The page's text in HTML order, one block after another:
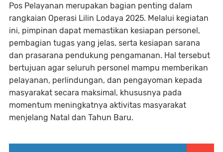
Pos Pelayanan merupakan bagian penting dalam
rangkaian Operasi Lilin Lodaya 2025. Melalui kegiatan
ini, pimpinan dapat memastikan kesiapan personel,
pembagian tugas yang jelas, serta kesiapan sarana
dan prasarana pendukung pengamanan. Hal tersebut
bertujuan agar seluruh personel mampu memberikan
pelayanan, perlindungan, dan pengayoman kepada
masyarakat secara maksimal, khususnya pada
momentum meningkatnya aktivitas masyarakat
menjelang Natal dan Tahun Baru.